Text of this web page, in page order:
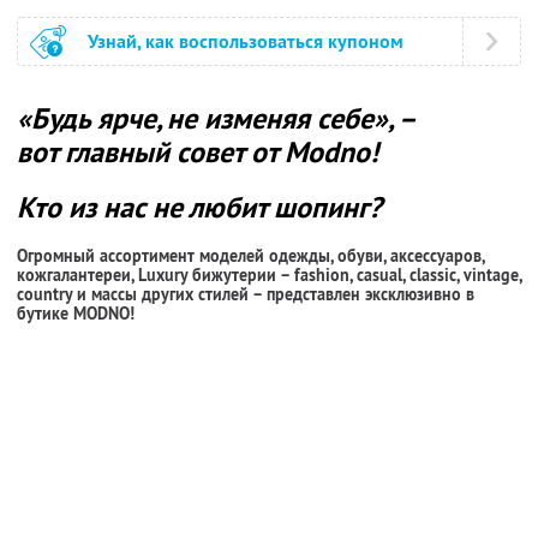
Узнай, как воспользоваться купоном
«Будь ярче, не изменяя себе», –
вот главный совет от Modno!
Кто из нас не любит шопинг?
Огромный ассортимент моделей одежды, обуви, аксессуаров,
кожгалантереи, Luxury бижутерии – fashion, casual, classic, vintage,
country и массы других стилей – представлен эксклюзивно в
бутике MODNO!